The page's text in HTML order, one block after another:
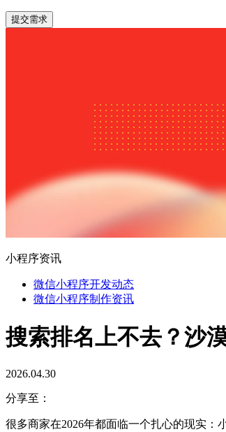
小程序资讯
微信小程序开发动态
微信小程序制作资讯
搜索排名上不去？沙
2026.04.30
分享至：
很多商家在2026年都面临一个扎心的现实